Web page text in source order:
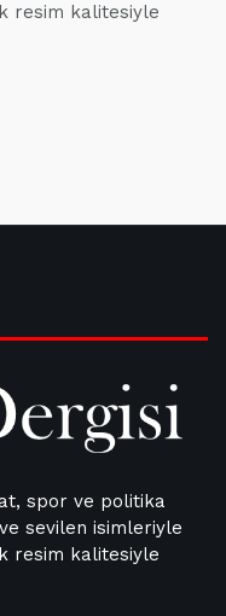
resim kalitesiyle
spor ve politika
sevilen isimleriyle
resim kalitesiyle